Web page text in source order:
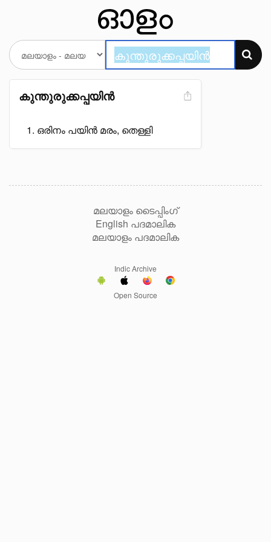
കുന്തുരുക്കപ്പയിൻ
ഒരിനം പയിൻ മരം, തെള്ളി
മലയാളം ടൈപ്പിംഗ്
English പദമാലിക
മലയാളം പദമാലിക
Indic Archive
Open Source